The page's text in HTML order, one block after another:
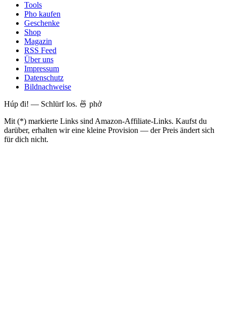
Tools
Pho kaufen
Geschenke
Shop
Magazin
RSS Feed
Über uns
Impressum
Datenschutz
Bildnachweise
Húp đi! — Schlürf los. 🍜 phở
Mit (*) markierte Links sind Amazon-Affiliate-Links. Kaufst du
darüber, erhalten wir eine kleine Provision — der Preis ändert sich
für dich nicht.